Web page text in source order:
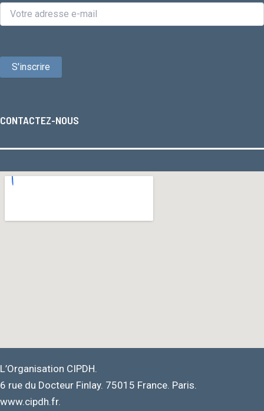
CONTACTEZ-NOUS
L’Organisation CIPDH.
6 rue du Docteur Finlay. 75015 France. Paris.
www.cipdh.fr.